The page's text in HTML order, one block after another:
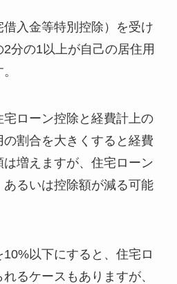
入金等特別控除）を受け
分の1以上が自己の居住用
ローン控除と経費計上の
割合を大きくすると経費
増えますが、住宅ローン
るいは控除額が減る可能
以下にすると、住宅ロ
るケースもありますが、